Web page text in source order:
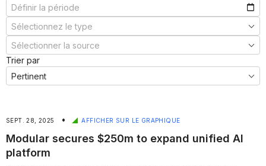
Trier par
SEPT. 28, 2025 • AFFICHER SUR LE GRAPHIQUE
Modular secures $250m to expand unified AI
platform